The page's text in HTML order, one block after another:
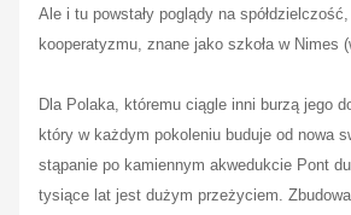
Ale i tu powstały poglądy na
kooperatyzmu, znane jako szkoła w Nimes
Dla Polaka, któremu ciągle inni burzą jego
który w każdym pokoleniu buduje od nowa
stąpanie po kamiennym akwedukcie Pont
tysiące lat jest dużym przeżyciem.